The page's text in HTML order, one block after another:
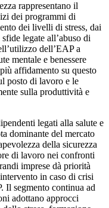
rappresentano il
dei programmi di
dei livelli di stress, dai
legate all’abuso di
dell’EAP a
mentale e benessere
affidamento su questo
posto di lavoro e le
sulla produttività e
legati alla salute e
dominante del mercato
della sicurezza
di lavoro nei confronti
imprese dà priorità
in caso di crisi
Il segmento continua ad
adottano approcci